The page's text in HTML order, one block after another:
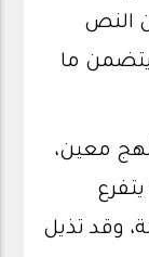
النص
ما
معين،
وقد تذيل